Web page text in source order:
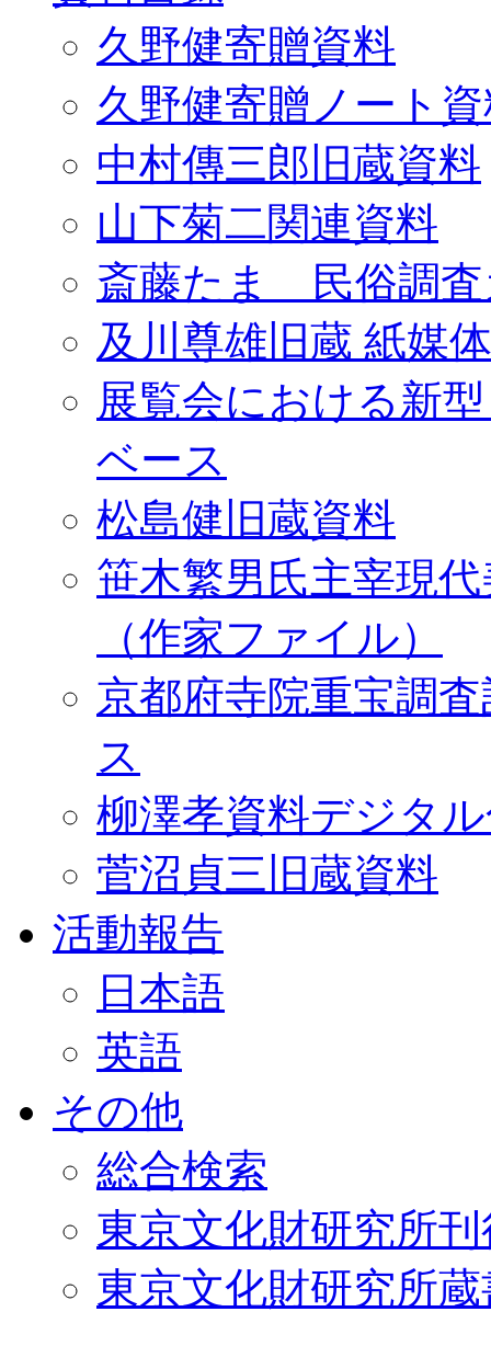
久野健寄贈資料
久野健寄贈ノート
中村傳三郎旧蔵資料
山下菊二関連資料
斎藤たま 民俗調査
及川尊雄旧蔵 紙媒
展覧会における新
ベース
松島健旧蔵資料
笹木繁男氏主宰現
（作家ファイル）
京都府寺院重宝調
ス
柳澤孝資料デジタ
菅沼貞三旧蔵資料
活動報告
日本語
英語
その他
総合検索
東京文化財研究所
東京文化財研究所